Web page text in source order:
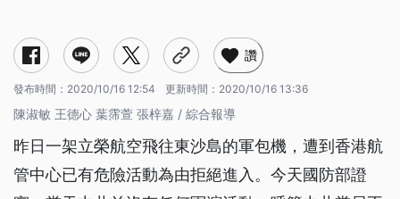
讚
發布時間： 2020/10/16 12:54 更新時間： 2020/10/16 13:36
陳淑敏 王德心 葉霈萱 張梓嘉 / 綜合報導
昨日一架立榮航空飛往東沙島的軍包機，遭到香港航
管中心已有危險活動為由拒絕進入。今天國防部證